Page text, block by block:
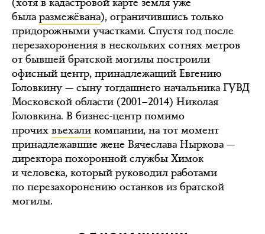
была размежёвана), ограничившись только
придорожными участками. Спустя год после
перезахоронения в нескольких сотнях метров
от бывшей братской могилы построили
офисный центр, принадлежащий Евгению
Головкину — сыну тогдашнего начальника ГУВД
Московской области (2001–2014) Николая
Головкина. В бизнес-центр помимо
прочих въехали компании, на тот момент
принадлежавшие жене Вячеслава Ныркова —
директора похоронной службы Химок
и человека, который руководил работами
по перезахоронению останков из братской
могилы.